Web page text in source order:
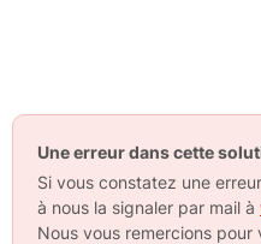
Une erreur dans cette
Si vous constatez une
à nous la signaler par mail à
Nous vous remercions